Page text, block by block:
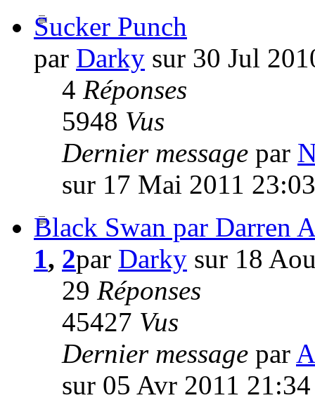
Sucker Punch
par Darky sur 30 Jul
4 Réponses
5948 Vus
Dernier message par
sur 17 Mai 2011 23:03
Black Swan par Darren
1, 2par Darky sur 18
29 Réponses
45427 Vus
Dernier message par
sur 05 Avr 2011 21:34